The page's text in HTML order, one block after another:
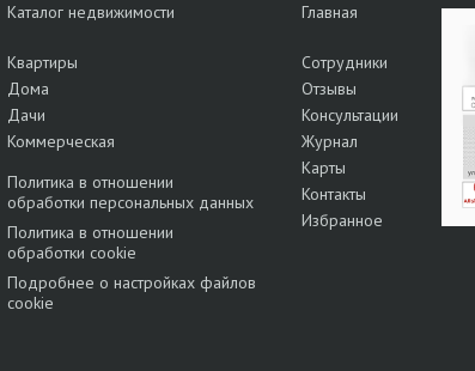
Каталог недвижимости
Квартиры
Дома
Дачи
Коммерческая
Политика в отношении
обработки персональных данных
Политика в отношении
обработки cookie
Подробнее о настройках файлов
cookie
Главная
Сотрудники
Отзывы
Консультации
Журнал
Карты
Контакты
Избранное